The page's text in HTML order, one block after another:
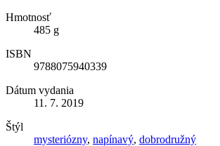
Hmotnosť
485 g
ISBN
9788075940339
Dátum vydania
11. 7. 2019
Štýl
mysteriózny, napínavý, dobrodružný